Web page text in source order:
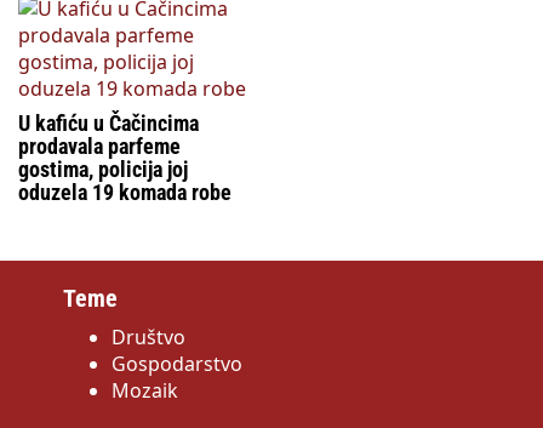
U kafiću u Čačincima
prodavala parfeme
gostima, policija joj
oduzela 19 komada robe
Teme
Društvo
Gospodarstvo
Mozaik